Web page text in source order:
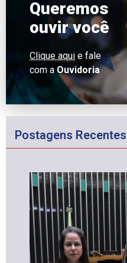
Queremos
ouvir você
Clique aqui e fale
com a Ouvidoria
Postagens Recentes